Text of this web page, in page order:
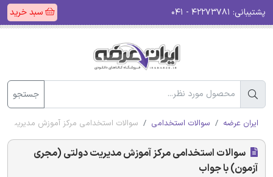
پشتیبانی: سبد خرید
جستجو
ایران عرضه سوالات استخدامی سوالات استخدامی مرکز آموزش مدیریت
سوالات استخدامی مرکز آموزش مدیریت دولتی (مجری
آزمون) با جواب